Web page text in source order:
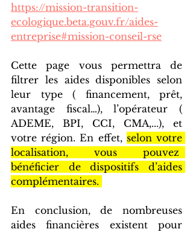
https://mission-transition-
ecologique.beta.gouv.fr/aides-
entreprise#mission-conseil-rse
Cette page vous permettra de
filtrer les aides disponibles selon
leur type ( financement, prêt,
avantage fiscal…), l’opérateur (
ADEME, BPI, CCI, CMA,...), et
votre région. En effet, selon votre
localisation, vous pouvez
bénéficier de dispositifs d’aides
complémentaires.
En conclusion, de nombreuses
aides financières existent pour